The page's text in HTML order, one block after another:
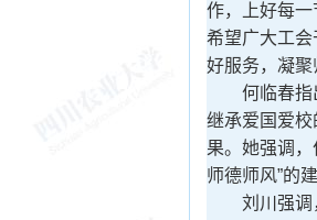
作，上好每
希望广大工会
好服务，凝聚
何临春指
继承爱国爱
果。她强调，
师德师风”的
刘川强调